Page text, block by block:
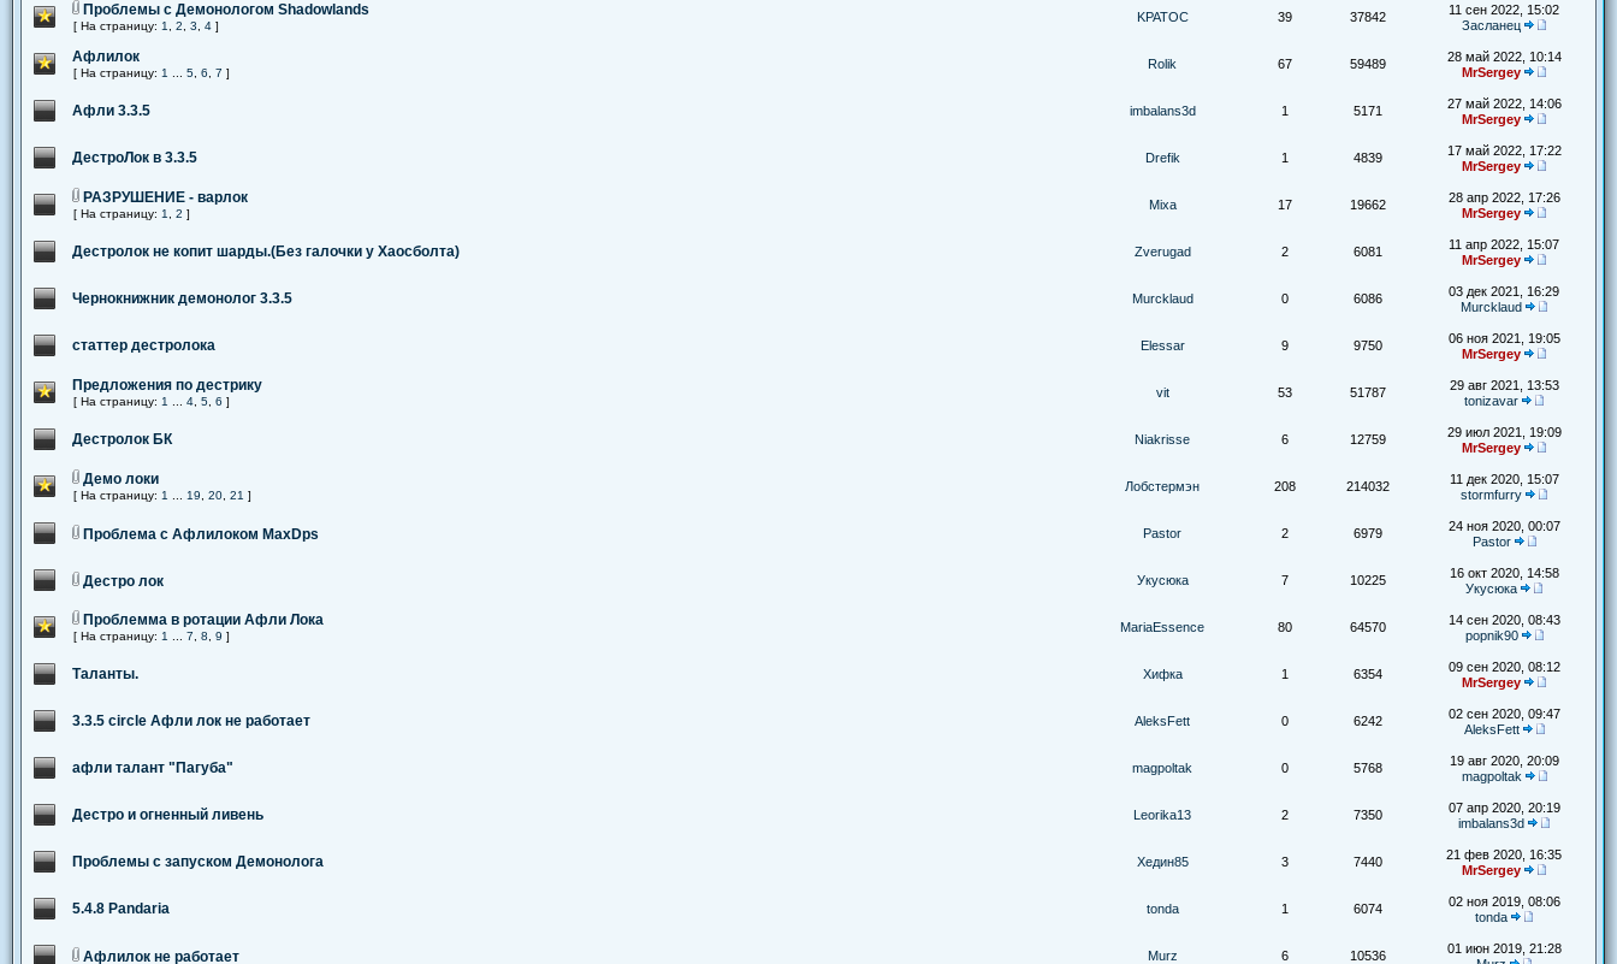
Проблемы с Демонологом Shadowlands
[ На страницу: 1 2 3 4 ]
KPATOC 39 37842
11 сен 2022, 15:02
Засланец
Афлилок
[ На страницу: 1 5 6 7 ]
Rolik 67 59489
28 май 2022, 10:14
MrSergey
Афли 3.3.5 imbalans3d 1 5171
27 май 2022, 14:06
MrSergey
ДестроЛок в 3.3.5 Drefik 1 4839
17 май 2022, 17:22
MrSergey
РАЗРУШЕНИЕ - варлок
[ На страницу: 1 2 ]
Mixa 17 19662
28 апр 2022, 17:26
MrSergey
Дестролок не копит шарды.(Без галочки у Хаосболта) Zverugad 2 6081
11 апр 2022, 15:07
MrSergey
Чернокнижник демонолог 3.3.5 Murcklaud 0 6086
03 дек 2021, 16:29
Murcklaud
статтер дестролока Elessar 9 9750
06 ноя 2021, 19:05
MrSergey
Предложения по дестрику
[ На страницу: 1 4 5 6 ]
vit 53 51787
29 авг 2021, 13:53
tonizavar
Дестролок БК Niakrisse 6 12759
29 июл 2021, 19:09
MrSergey
Демо локи
[ На страницу: 1 19 20 21 ]
Лобстермэн 208 214032
11 дек 2020, 15:07
stormfurry
Проблема с Афлилоком MaxDps Pastor 2 6979
24 ноя 2020, 00:07
Pastor
Дестро лок Укусюка 7 10225
16 окт 2020, 14:58
Укусюка
Проблемма в ротации Афли Лока
[ На страницу: 1 7 8 9 ]
MariaEssence 80 64570
14 сен 2020, 08:43
popnik90
Таланты. Хифка 1 6354
09 сен 2020, 08:12
MrSergey
3.3.5 circle Афли лок не работает AleksFett 0 6242
02 сен 2020, 09:47
AleksFett
афли талант "Пагуба" magpoltak 0 5768
19 авг 2020, 20:09
magpoltak
Дестро и огненный ливень Leorika13 2 7350
07 апр 2020, 20:19
imbalans3d
Проблемы с запуском Демонолога Хедин85 3 7440
21 фев 2020, 16:35
MrSergey
5.4.8 Pandaria tonda 1 6074
02 ноя 2019, 08:06
tonda
Афлилок не работает Murz 6 10536
01 июн 2019, 21:28